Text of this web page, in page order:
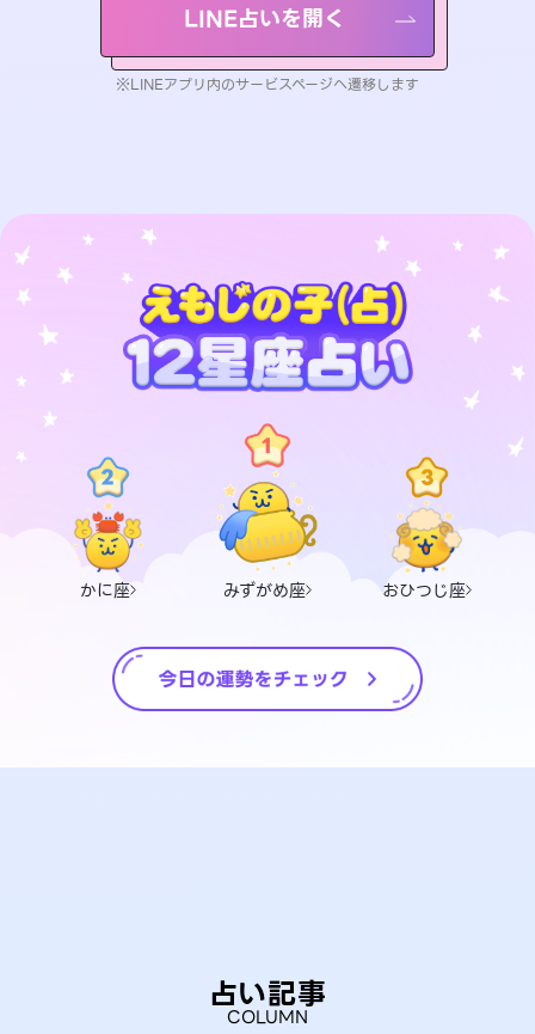
LINE占いを開く
※LINEアプリ内のサービスページへ遷移します
かに座 みずがめ座 おひつじ座
占い記事
COLUMN